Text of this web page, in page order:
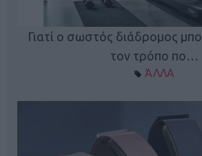
Γιατί ο σωστός διάδρομος
τον τρόπο πο…
ΆΛΛΑ